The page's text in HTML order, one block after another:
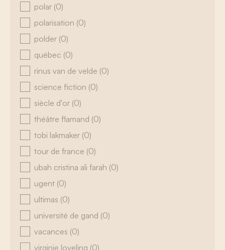
polar (0)
polarisation (0)
polder (0)
québec (0)
rinus van de velde (0)
science fiction (0)
siècle d'or (0)
théâtre flamand (0)
tobi lakmaker (0)
tour de france (0)
ubah cristina ali farah (0)
ugent (0)
ultimas (0)
université de gand (0)
vacances (0)
virginie loveling (0)